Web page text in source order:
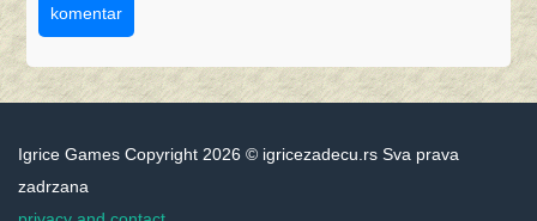
komentar
Igrice Games Copyright 2026 © igricezadecu.rs Sva prava
zadrzana